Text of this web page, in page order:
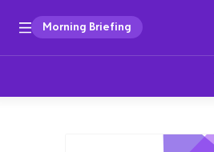
Morning Briefing